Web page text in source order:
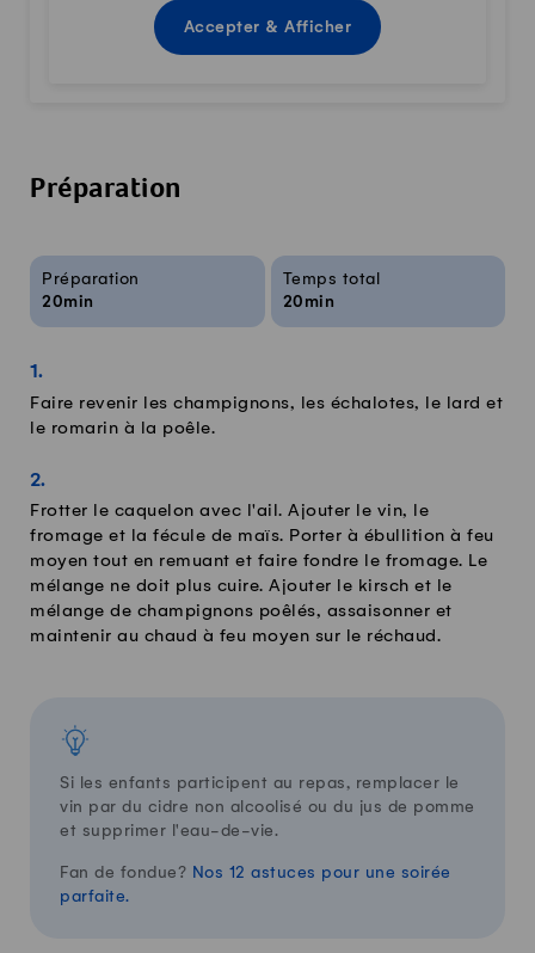
Accepter & Afficher
Préparation
Infos sur la recette
Préparation
20min
Temps total
20min
Faire revenir les champignons, les échalotes, le lard et
le romarin à la poêle.
Frotter le caquelon avec l'ail. Ajouter le vin, le
fromage et la fécule de maïs. Porter à ébullition à feu
moyen tout en remuant et faire fondre le fromage. Le
mélange ne doit plus cuire. Ajouter le kirsch et le
mélange de champignons poêlés, assaisonner et
maintenir au chaud à feu moyen sur le réchaud.
Si les enfants participent au repas, remplacer le
vin par du cidre non alcoolisé ou du jus de pomme
et supprimer l'eau-de-vie.
Fan de fondue? Nos 12 astuces pour une soirée
parfaite.